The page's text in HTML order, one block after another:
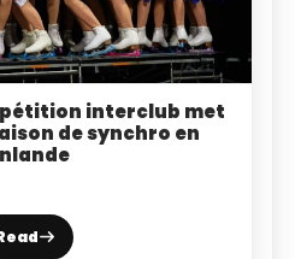
interclub met
de synchro en